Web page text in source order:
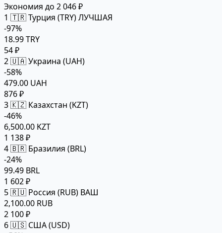
Экономия до 2 046 ₽
1 🇹🇷 Турция (TRY)ЛУЧШАЯ
-97%
18.99 TRY
54 ₽
2🇺🇦 Украина (UAH)
-58%
479.00 UAH
876 ₽
3🇰🇿 Казахстан (KZT)
-46%
6,500.00 KZT
1 138 ₽
4🇧🇷 Бразилия (BRL)
-24%
99.49 BRL
1 602 ₽
5🇷🇺 Россия (RUB) ВАШ
2,100.00 RUB
2 100 ₽
6🇺🇸 США (USD)